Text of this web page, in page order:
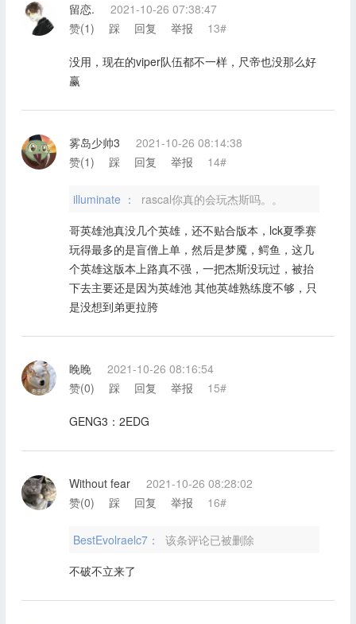
留恋.
2021-10-26 07:38:47
赞(1) 踩 回复 举报 13#
没用，现在的viper队伍都不一样，尺帝也没那么好
赢
雾岛少帅3
2021-10-26 08:14:38
赞(1) 踩 回复 举报 14#
illuminate ：
rascal你真的会玩杰斯吗。。
哥英雄池真没几个英雄，还不贴合版本，lck夏季赛
玩得最多的是盲僧上单，然后是梦魇，鳄鱼，这几
个英雄这版本上路真不强，一把杰斯没玩过，被抬
下去主要还是因为英雄池 其他英雄熟练度不够，只
是没想到弟更拉胯
睌睌
2021-10-26 08:16:54
赞(0) 踩 回复 举报 15#
GENG3：2EDG
Without fear
2021-10-26 08:28:02
赞(0) 踩 回复 举报 16#
BestEvolraelc7：
该条评论已被删除
不破不立来了